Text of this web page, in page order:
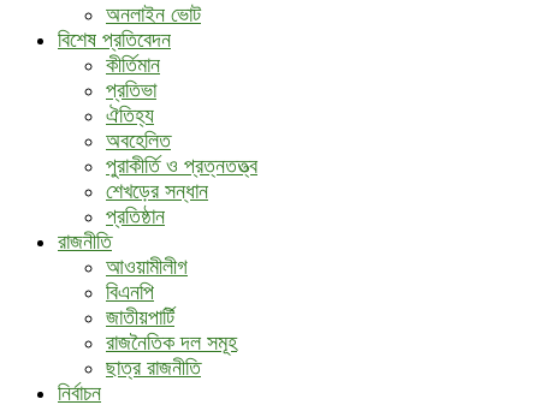
অনলাইন ভোট
বিশেষ প্রতিবেদন
কীর্তিমান
প্রতিভা
ঐতিহ্য
অবহেলিত
পুরাকীর্তি ও প্রত্নতত্ত্ব
শেখড়ের সন্ধান
প্রতিষ্ঠান
রাজনীতি
আওয়ামীলীগ
বিএনপি
জাতীয়পার্টি
রাজনৈতিক দল সমূহ
ছাত্র রাজনীতি
নির্বাচন